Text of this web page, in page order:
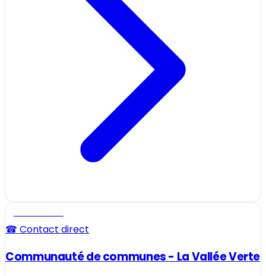
☎ Contact direct
Communauté de communes - La Vallée Verte